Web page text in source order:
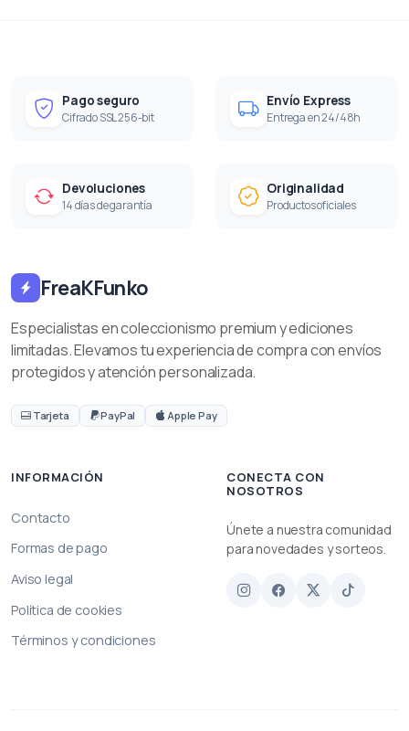
Pago seguro
Cifrado SSL 256-bit
Envío Express
Entrega en 24/48h
Devoluciones
14 días de garantía
Originalidad
Productos oficiales
FreaKFunko
Especialistas en coleccionismo premium y ediciones
limitadas. Elevamos tu experiencia de compra con envíos
protegidos y atención personalizada.
Tarjeta PayPal Apple Pay
INFORMACIÓN
Contacto
Formas de pago
Aviso legal
Política de cookies
Términos y condiciones
CONECTA CON
NOSOTROS
Únete a nuestra comunidad
para novedades y sorteos.